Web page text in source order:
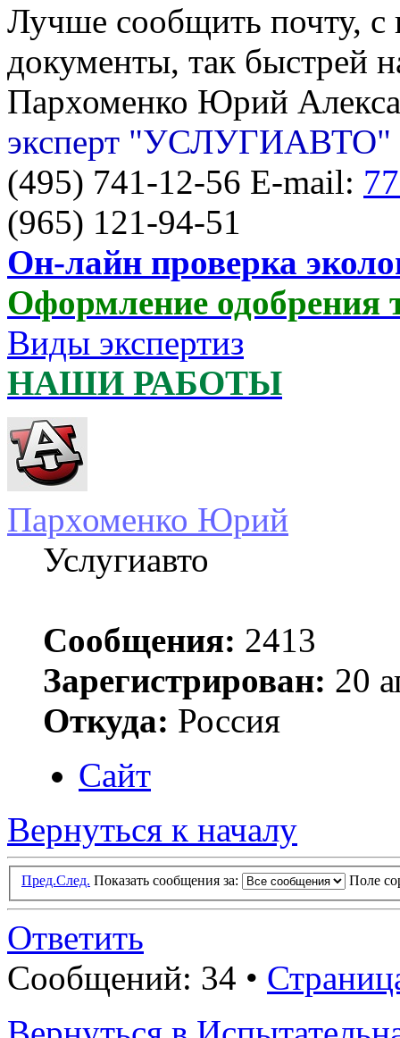
Лучше сообщить почту, с
документы, так быстрей
Пархоменко Юрий
эксперт "УСЛУГИАВТО"
(495) 741-12-56 E-mail:
(965) 121-94-51
Он-лайн проверка
Оформление
Виды экспертиз
НАШИ РАБОТЫ
Пархоменко Юрий
Услугиавто
Сообщения: 2413
Зарегистрирован: 20
Откуда: Россия
Сайт
Вернуться к началу
Пред.След. Показать сообщения за: Поле
Ответить
Сообщений: 34 •